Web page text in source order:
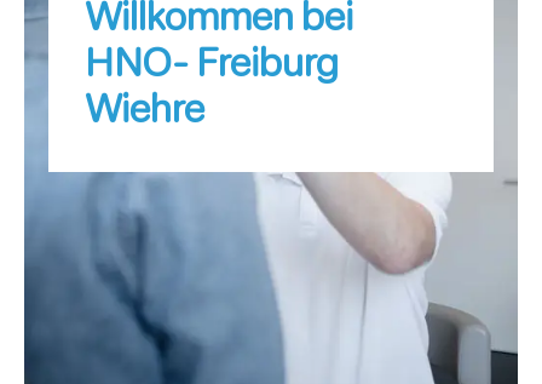
Willkommen bei
HNO- Freiburg
Wiehre